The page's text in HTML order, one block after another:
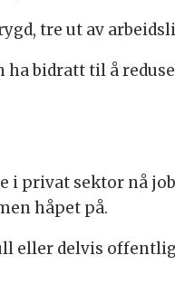
tre ut av
ha bidratt til å
i privat sektor nå
håpet på.
eller delvis